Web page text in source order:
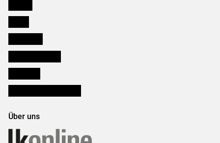
Über uns